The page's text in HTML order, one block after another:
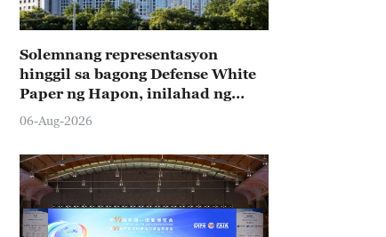
Solemnang representasyon
hinggil sa bagong Defense White
Paper ng Hapon, inilahad ng
Tsina
06-Aug-2026